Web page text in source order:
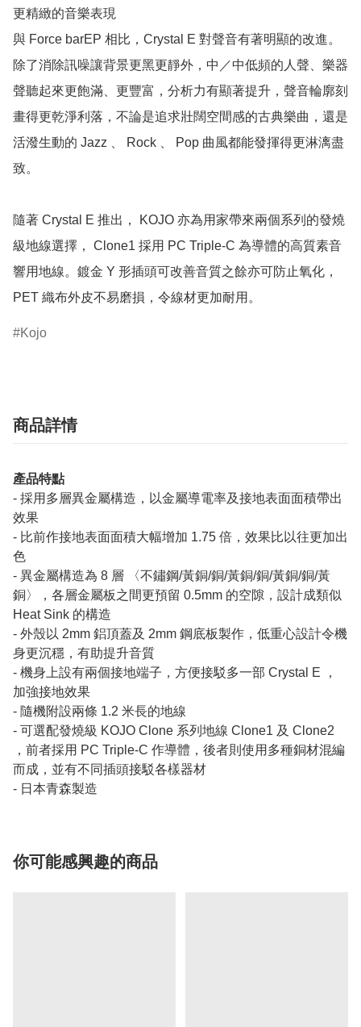
更精緻的音樂表現
與 Force barEP 相比，Crystal E 對聲音有著明顯的改進。
除了消除訊噪讓背景更黑更靜外，中／中低頻的人聲、樂器
聲聽起來更飽滿、更豐富，分析力有顯著提升，聲音輪廓刻
畫得更乾淨利落，不論是追求壯闊空間感的古典樂曲，還是
活潑生動的 Jazz 、 Rock 、 Pop 曲風都能發揮得更淋漓盡
致。
隨著 Crystal E 推出， KOJO 亦為用家帶來兩個系列的發燒
級地線選擇， Clone1 採用 PC Triple-C 為導體的高質素音
響用地線。鍍金 Y 形插頭可改善音質之餘亦可防止氧化，
PET 織布外皮不易磨損，令線材更加耐用。
Kojo
商品詳情
產品特點
- 採用多層異金屬構造，以金屬導電率及接地表面面積帶出
效果
- 比前作接地表面面積大幅增加 1.75 倍，效果比以往更加出
色
- 異金屬構造為 8 層 〈不鏽鋼/黃銅/銅/黃銅/銅/黃銅/銅/黃
銅〉，各層金屬板之間更預留 0.5mm 的空隙，設計成類似
Heat Sink 的構造
- 外殼以 2mm 鋁頂蓋及 2mm 鋼底板製作，低重心設計令機
身更沉穩，有助提升音質
- 機身上設有兩個接地端子，方便接駁多一部 Crystal E ，
加強接地效果
- 隨機附設兩條 1.2 米長的地線
- 可選配發燒級 KOJO Clone 系列地線 Clone1 及 Clone2
，前者採用 PC Triple-C 作導體，後者則使用多種銅材混編
而成，並有不同插頭接駁各樣器材
- 日本青森製造
你可能感興趣的商品